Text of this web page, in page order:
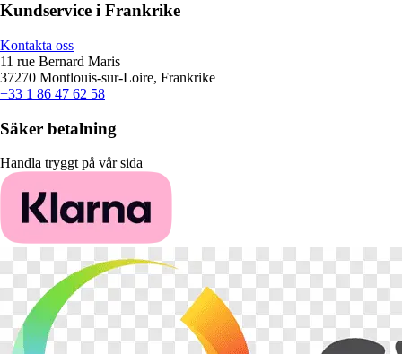
Kundservice i Frankrike
Kontakta oss
11 rue Bernard Maris
37270 Montlouis-sur-Loire, Frankrike
+33 1 86 47 62 58
Säker betalning
Handla tryggt på vår sida